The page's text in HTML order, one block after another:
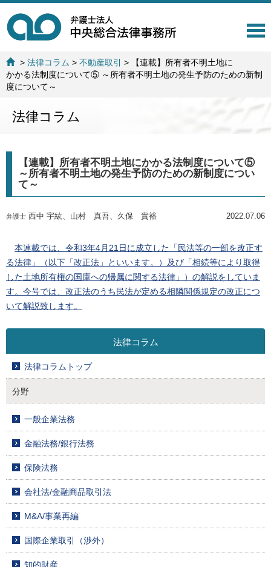
T
l
o
n
>法律コラム >不動産取引 >
【連載】所有者不明土地に
かかる法制度について⑤ ～所有者不明土地の発生予防のための新制
度について～
法律コラム
【連載】所有者不明土地にかかる法制度について⑤
～所有者不明土地の発生予防のための新制度につい
て～
弁護士 西中 宇紘、山村 真吾、久保 貴裕 2022.07.06
本連載では、令和3年4月21日に成立した「民法等の一部を改正す
る法律」（以下「改正法」といいます。）及び「相続等により取得
した土地所有権の国庫への帰属に関する法律」）の解説をしていま
す。今号では、改正法のうち民法が定める相隣関係規定の改正につ
いて解説致します。
法律コラム
法律コラムトップ
分野
一般企業法務
金融法務/銀行法務
保険法務
会社法/金融商品取引法
M&A/事業再編
国際企業取引（渉外）
知的財産